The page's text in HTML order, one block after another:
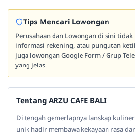
Tips Mencari Lowongan
Perusahaan dan Lowongan di sini
informasi rekening, atau pungutan
juga lowongan Google Form / Grup
yang jelas.
Tentang ARZU CAFE BALI
Di tengah gemerlapnya lanskap
unik hadir membawa kekayaan rasa